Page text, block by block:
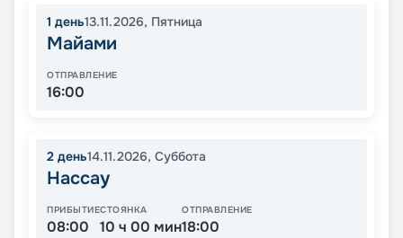
1 день13.11.2026, Пятница
Майами
ОТПРАВЛЕНИЕ
16:00
2 день14.11.2026, Суббота
Нассау
ПРИБЫТИЕ
08:00
СТОЯНКА
10 ч 00 мин
ОТПРАВЛЕНИЕ
18:00